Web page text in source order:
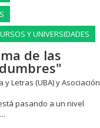
Y UNIVERSIDADES
de las
Letras (UBA) y Asociación
pasando a un nivel